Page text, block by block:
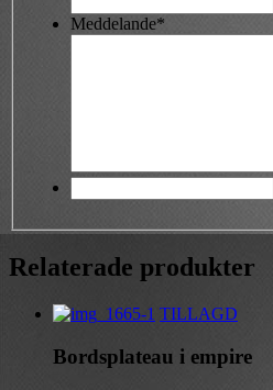
Meddelande*
Relaterade produkter
TILLAGD
Bordsplateau i empire